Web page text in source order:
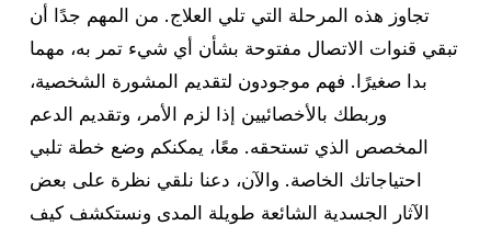
تجاوز هذه المرحلة التي تلي العلاج. من المهم جدًا أن
تبقي قنوات الاتصال مفتوحة بشأن أي شيء تمر به، مهما
بدا صغيرًا. فهم موجودون لتقديم المشورة الشخصية،
وربطك بالأخصائيين إذا لزم الأمر، وتقديم الدعم
المخصص الذي تستحقه. معًا، يمكنكم وضع خطة تلبي
احتياجاتك الخاصة. والآن، دعنا نلقي نظرة على بعض
الآثار الجسدية الشائعة طويلة المدى ونستكشف كيف